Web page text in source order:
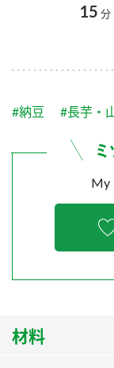
スープ
ふりかけ
炊き込み
かおりの蔵
つゆ
納豆のサイト
スペシャルサイト
すしラボ
企業
ミツカンを知る
水
お客様相談
お客様の声をい
販売終了製品のご
よくあるご質問
15 分
#納豆 #長芋・
My
材料